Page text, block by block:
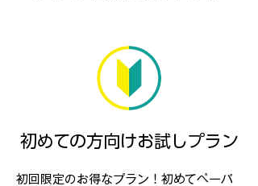
初めての方向けお試しプラン
初回限定のお得なプラン！初めてペーパ